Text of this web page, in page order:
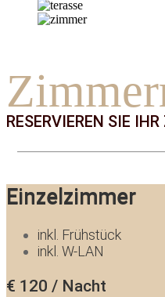
RESERVIEREN SIE
Einzelzimmer
inkl. Frühstück
inkl. W-LAN
€ 120 / Nacht